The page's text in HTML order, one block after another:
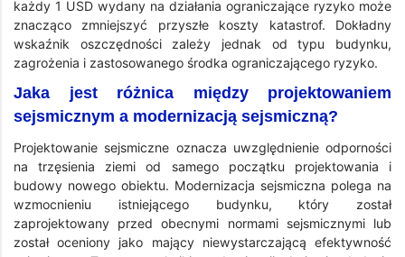
każdy 1 USD wydany na działania ograniczające ryzyko może
znacząco zmniejszyć przyszłe koszty katastrof. Dokładny
wskaźnik oszczędności zależy jednak od typu budynku,
zagrożenia i zastosowanego środka ograniczającego ryzyko.
Jaka jest różnica między projektowaniem
sejsmicznym a modernizacją sejsmiczną?
Projektowanie sejsmiczne oznacza uwzględnienie odporności
na trzęsienia ziemi od samego początku projektowania i
budowy nowego obiektu. Modernizacja sejsmiczna polega na
wzmocnieniu istniejącego budynku, który został
zaprojektowany przed obecnymi normami sejsmicznymi lub
został oceniony jako mający niewystarczającą efektywność